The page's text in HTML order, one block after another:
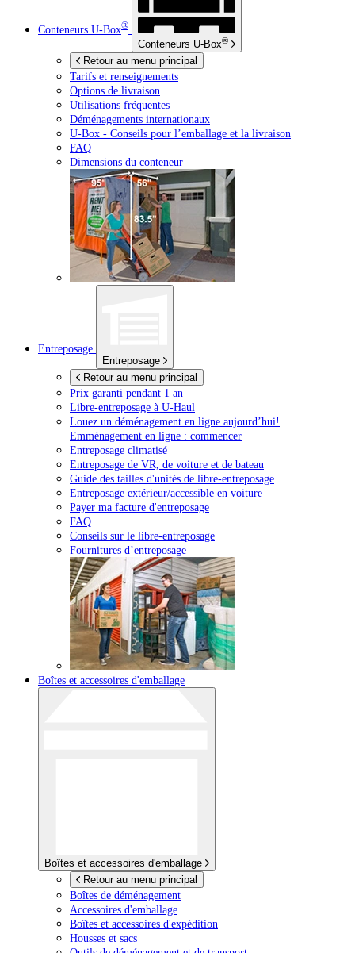
Conteneurs U-Box®
Conteneurs U-Box®
Retour au menu principal
Tarifs et renseignements
Options de livraison
Utilisations fréquentes
Déménagements internationaux
U-Box - Conseils pour l’emballage et la livraison
FAQ
Dimensions du conteneur
Entreposage
Entreposage
Retour au menu principal
Prix garanti pendant 1 an
Libre-entreposage à U-Haul
Louez un déménagement en ligne aujourd’hui!
Emménagement en ligne : commencer
Entreposage climatisé
Entreposage de VR, de voiture et de bateau
Guide des tailles d'unités de libre-entreposage
Entreposage extérieur/accessible en voiture
Payer ma facture d'entreposage
FAQ
Conseils sur le libre-entreposage
Fournitures d’entreposage
Boîtes et accessoires d'emballage
Boîtes et accessoires d'emballage
Retour au menu principal
Boîtes de déménagement
Accessoires d'emballage
Boîtes et accessoires d'expédition
Housses et sacs